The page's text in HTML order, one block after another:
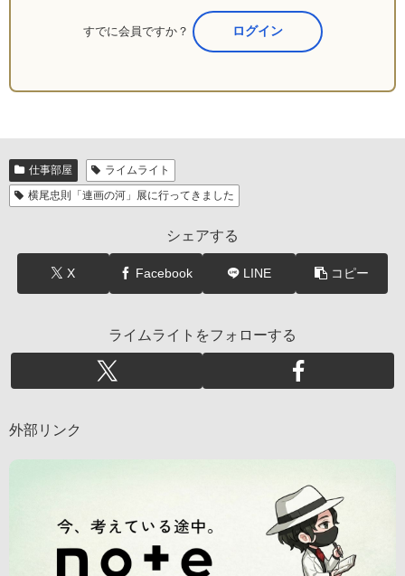
すでに会員ですか？ ここからログイン
仕事部屋
ライムライト
横尾忠則「連画の河」展に行ってきました
シェアする
X Facebook LINE コピー
ライムライトをフォローする
外部リンク